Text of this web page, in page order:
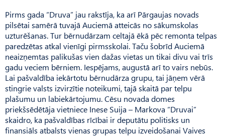
Pirms gada “Druva” jau rakstīja, ka arī Pārgaujas novads
pilsētai samērā tuvajā Auciemā atteicās no sākumskolas
uzturēšanas. Tur bērnudārzam celtajā ēkā pēc remonta telpas
paredzētas atkal vienīgi pirmsskolai. Taču šobrīd Auciemā
neaizņemtas palikušas vien dažas vietas un tikai divu vai trīs
gadu veciem bērniem. Iespējams, augustā arī to vairs nebūs.
Lai pašvaldība iekārtotu bērnudārza grupu, tai jāņem vērā
stingrie valsts izvirzītie noteikumi, tajā skaitā par telpu
plašumu un lab­iekārtojumu. Cēsu novada domes
priekšsēdētāja vietniece Inese Suija – Markova “Druvai”
skaidro, ka pašvaldības rīcībai ir deputātu politisks un
finansiāls atbalsts vienas grupas telpu izveidošanai Vaives